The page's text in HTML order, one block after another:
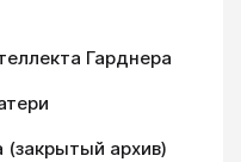
Гарднера
(закрытый архив)